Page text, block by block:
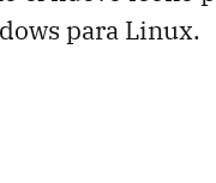
para Linux.